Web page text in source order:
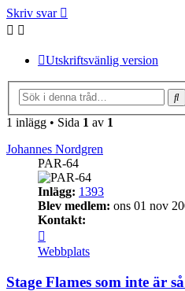
Skriv svar
Utskriftsvänlig version
1 inlägg • Sida 1 av 1
Johannes Nordgren
PAR-64
Inlägg: 1393
Blev medlem: ons 01 nov
Kontakt:
Johannes
Nordgren
Webbplats
Stage Flames som inte är